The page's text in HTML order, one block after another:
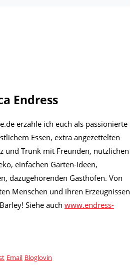
Endress
erzähle ich euch als passionierte
Essen, extra angezettelten
und Trunk mit Freunden, nützlichen
einfachen Garten-Ideen,
dazugehörenden Gasthöfen. Von
Menschen und ihren Erzeugnissen
Siehe auch www.endress-
Email Bloglovin